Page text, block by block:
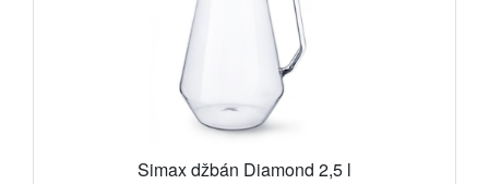
Simax džbán Diamond 2,5 l